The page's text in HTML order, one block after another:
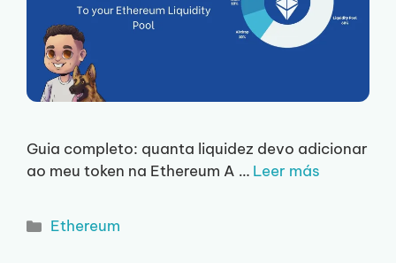
Guia completo: quanta liquidez devo adicionar
ao meu token na Ethereum A … Leer más
Categorias
Ethereum